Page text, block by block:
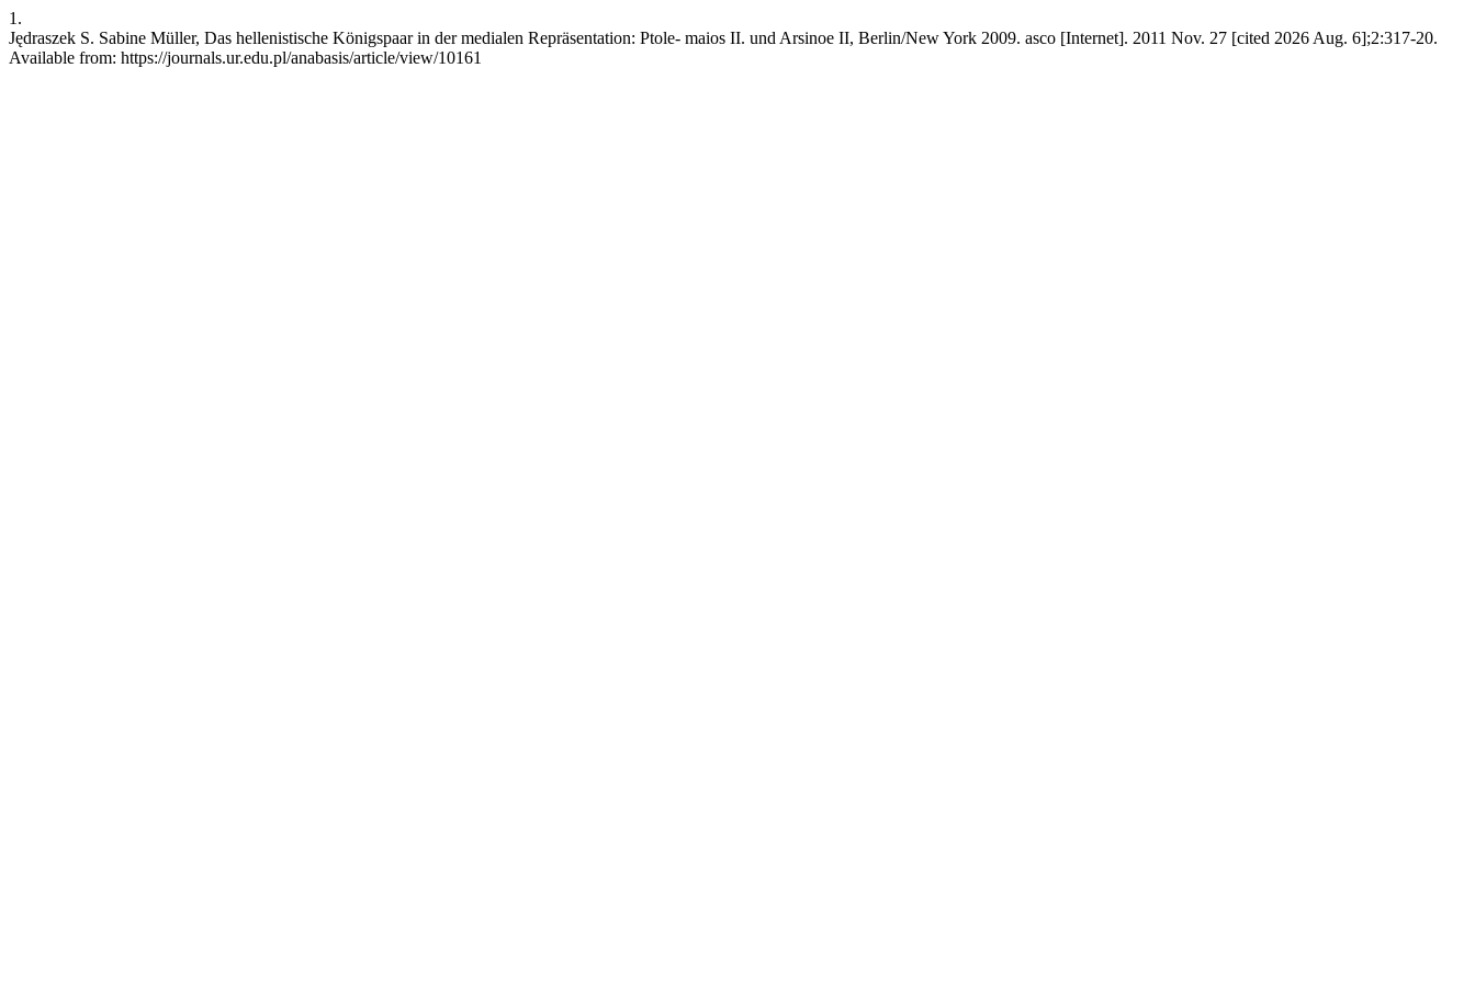
1.
Jędraszek S. Sabine Müller, Das hellenistische Königspaar in der medialen Repräsentation: Ptole- maios II. und Arsinoe II, Berlin/New York 2009. asco [Internet]. 2011 Nov. 27 [cited 2026 Aug. 6];2:317-20.
Available from: https://journals.ur.edu.pl/anabasis/article/view/10161